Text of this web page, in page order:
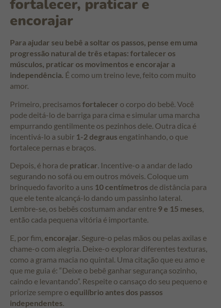
fortalecer, praticar e
encorajar
Para ajudar seu bebê a soltar os passos, pense em uma
progressão natural de três etapas: fortalecer os
músculos, praticar os movimentos e encorajar a
independência. É como um treino leve, feito com muito
amor.
Primeiro, precisamos fortalecer o corpo do bebê. Você
pode deitá-lo de barriga para cima e simular uma marcha
empurrando gentilmente os pezinhos dele. Outra dica é
incentivá-lo a subir 1-2 degraus engatinhando, o que
fortalece pernas e braços.
Depois, é hora de praticar. Incentive-o a andar de lado
segurando no sofá ou em outros móveis. Coloque um
brinquedo favorito a uns 10 centímetros de distância para
que ele tente alcançá-lo dando um passinho lateral.
Lembre-se, os bebês costumam andar entre 9 e 15 meses,
então cada pequena vitória é importante.
E, por fim, encorajar . Segure-o pelas mãos ou pelas axilas e
chame-o com alegria. Deixe-o explorar diferentes texturas,
como a grama macia no quintal. Uma citação que eu amo e
que me guia é: “Deixe o bebê ganhar segurança sozinho,
caindo e levantando”. Respeite o cansaço do seu pequeno e
priorize sempre o equilíbrio antes dos passos
independentes